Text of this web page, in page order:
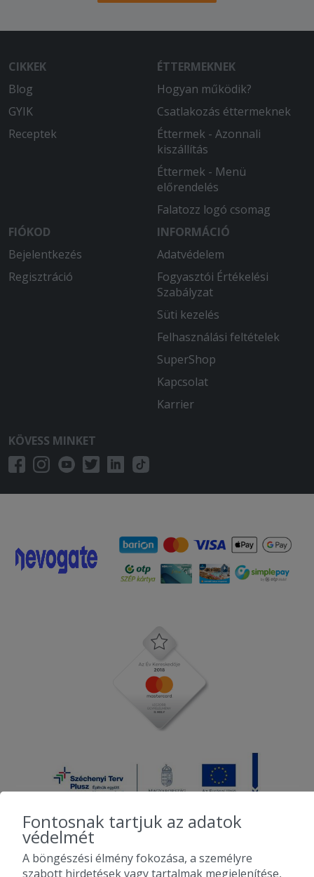
CIKKEK
Blog
GYIK
Receptek
ÉTTERMEKNEK
Hogyan működik?
Csatlakozás éttermeknek
Éttermek - Azonnali
kiszállítás
Éttermek - Menü
előrendelés
Falatozz logó csomag
FIÓKOD
Bejelentkezés
Regisztráció
INFORMÁCIÓ
Adatvédelem
Fogyasztói Értékelési
Szabályzat
Süti kezelés
Felhasználási feltételek
SuperShop
Kapcsolat
Karrier
KÖVESS MINKET
2010-2026 Copyright - Falatozz.hu - Diston-line Kft.
Fontosnak tartjuk az adatok
védelmét
A böngészési élmény fokozása, a személyre
szabott hirdetések vagy tartalmak megjelenítése,